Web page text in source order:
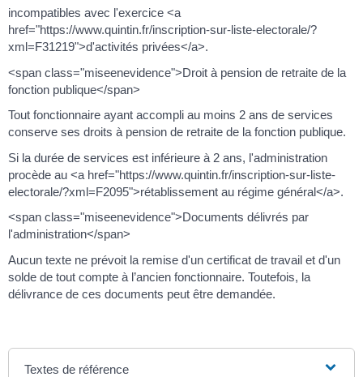
incompatibles avec l'exercice <a
href="https://www.quintin.fr/inscription-sur-liste-electorale/?
xml=F31219">d'activités privées</a>.
<span class="miseenevidence">Droit à pension de retraite de la
fonction publique</span>
Tout fonctionnaire ayant accompli au moins 2 ans de services
conserve ses droits à pension de retraite de la fonction publique.
Si la durée de services est inférieure à 2 ans, l'administration
procède au <a href="https://www.quintin.fr/inscription-sur-liste-
electorale/?xml=F2095">rétablissement au régime général</a>.
<span class="miseenevidence">Documents délivrés par
l'administration</span>
Aucun texte ne prévoit la remise d'un certificat de travail et d'un
solde de tout compte à l’ancien fonctionnaire. Toutefois, la
délivrance de ces documents peut être demandée.
Textes de référence